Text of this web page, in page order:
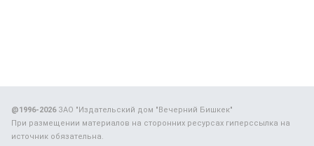
@1996-2026ЗАО "Издательский дом "Вечерний Бишкек"
При размещении материалов на сторонних ресурсах гиперссылка на
источник обязательна.